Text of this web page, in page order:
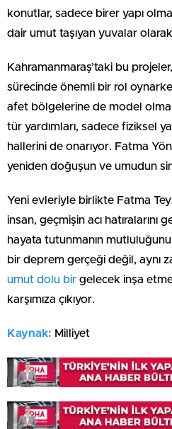
konutlar, sadece birer yapı
dair umut taşıyan yuvalar
Kahramanmaraş’taki bu
sürecinde önemli bir rol
afet bölgelerine de model olma
tür yardımları, sadece fiziksel
hallerini de onarıyor. Fatma
yeniden doğuşun ve umudun
Yeni evleriyle birlikte Fatma
insan, geçmişin acı hatıralarını
hayata tutunmanın
bir deprem gerçeği değil, aynı
umut dolu bir gelecek inşa
karşımıza çıkıyor.
Kaynak: Milliyet